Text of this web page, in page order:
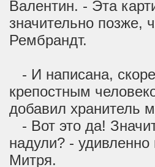
Валентин. - Эта
значительно позже,
Рембрандт.
- И написана,
крепостным
добавил хранитель
- Вот это да!
надули? - удивленно
Митря.